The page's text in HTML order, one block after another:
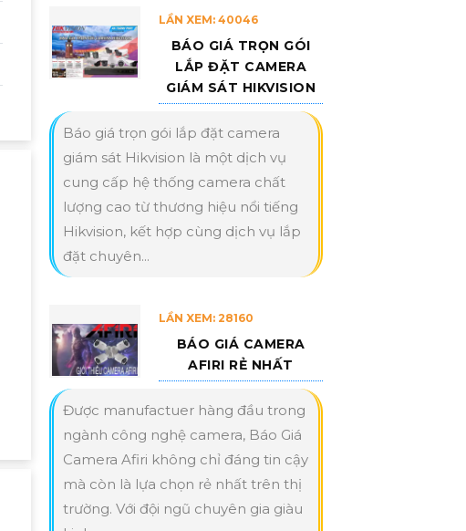
LẦN XEM: 40046
BÁO GIÁ TRỌN GÓI
LẮP ĐẶT CAMERA
GIÁM SÁT HIKVISION
Báo giá trọn gói lắp đặt camera
giám sát Hikvision là một dịch vụ
cung cấp hệ thống camera chất
lượng cao từ thương hiệu nổi tiếng
Hikvision, kết hợp cùng dịch vụ lắp
đặt chuyên...
LẦN XEM: 28160
BÁO GIÁ CAMERA
AFIRI RẺ NHẤT
Được manufactuer hàng đầu trong
ngành công nghệ camera, Báo Giá
Camera Afiri không chỉ đáng tin cậy
mà còn là lựa chọn rẻ nhất trên thị
trường. Với đội ngũ chuyên gia giàu